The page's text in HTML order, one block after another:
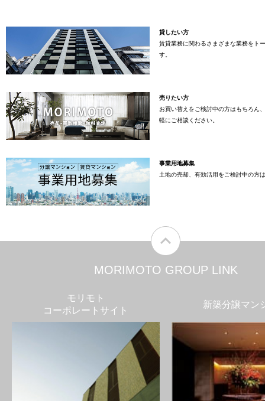
貸したい方
賃貸業務に関わるさまざまな業務をト
す。
売りたい方
お買い替えをご検討中の方はもちろん
軽にご相談ください。
事業用地募集
土地の売却、有効活用をご検討中の方
MORIMOTO GROUP LINK
モリモト
コーポレートサイト
新築分譲マン